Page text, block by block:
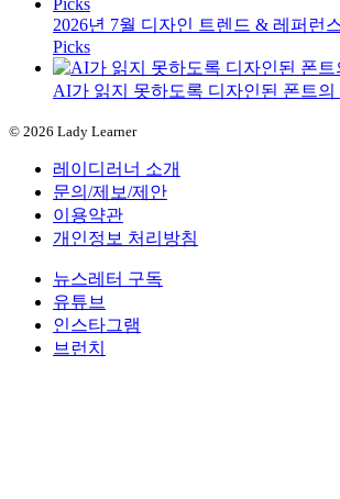
2026년 7월 디자인 트렌드 & 레퍼런
Picks
AI가 읽지 못하도록 디자인된 폰트의
© 2026 Lady Learner
레이디러너 소개
문의/제보/제안
이용약관
개인정보 처리방침
뉴스레터 구독
유튜브
인스타그램
브런치